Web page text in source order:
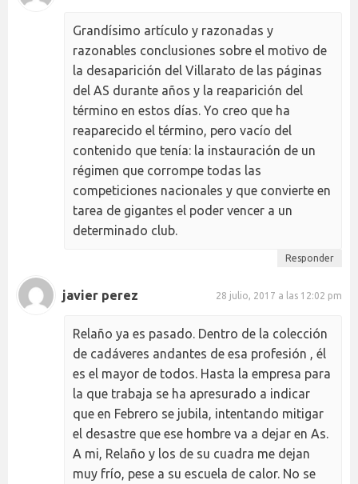
Grandísimo artículo y razonadas y
razonables conclusiones sobre el motivo de
la desaparición del Villarato de las páginas
del AS durante años y la reaparición del
término en estos días. Yo creo que ha
reaparecido el término, pero vacío del
contenido que tenía: la instauración de un
régimen que corrompe todas las
competiciones nacionales y que convierte en
tarea de gigantes el poder vencer a un
determinado club.
Responder
javier perez 28 julio, 2017 a las 12:02 pm
Relaño ya es pasado. Dentro de la colección
de cadáveres andantes de esa profesión , él
es el mayor de todos. Hasta la empresa para
la que trabaja se ha apresurado a indicar
que en Febrero se jubila, intentando mitigar
el desastre que ese hombre va a dejar en As.
A mi, Relaño y los de su cuadra me dejan
muy frío, pese a su escuela de calor. No se